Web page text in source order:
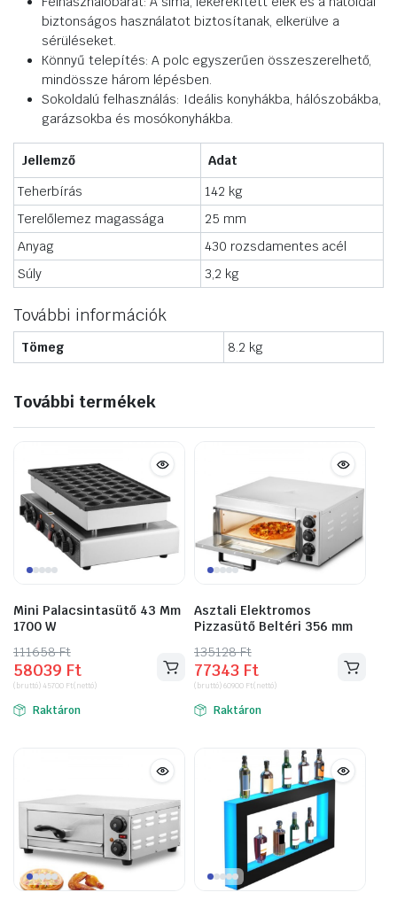
biztonságos használatot biztosítanak, elkerülve a
sérüléseket.
Könnyű telepítés: A polc egyszerűen összeszerelhető,
mindössze három lépésben.
Sokoldalú felhasználás: Ideális konyhákba, hálószobákba,
garázsokba és mosókonyhákba.
Jellemző
Adat
Teherbírás
142 kg
Terelőlemez magassága
25 mm
Anyag
430 rozsdamentes acél
Súly
3,2 kg
További információk
Tömeg 8.2 kg
További termékek
Mini Palacsintasütő 43 Mm
1700 W
111658Ft
Original
price
was:
111658 Ft.
58039 Ft
Current
price
is:
58039 Ft.
(bruttó) 45700 Ft(nettó)
Raktáron
Asztali Elektromos
Pizzasütő Beltéri 356 mm
135128Ft
Original
price
was:
135128 Ft.
77343 Ft
Current
price
is:
77343 Ft.
(bruttó)60900 Ft(nettó)
Raktáron